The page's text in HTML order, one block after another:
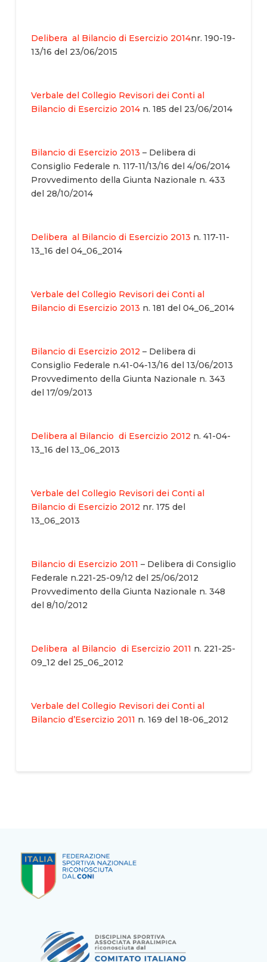
Delibera al Bilancio di Esercizio 2014nr. 190-19-
13/16 del 23/06/2015
Verbale del Collegio Revisori dei Conti al
Bilancio di Esercizio 2014n. 185 del 23/06/2014
Bilancio di Esercizio 2013 – Delibera di
Consiglio Federale n. 117-11/13/16 del 4/06/2014
Provvedimento della Giunta Nazionale n. 433
del 28/10/2014
Delibera al Bilancio di Esercizio 2013 n. 117-11-
13_16 del 04­_06_2014
Verbale del Collegio Revisori dei Conti al
Bilancio di Esercizio 2013 n. 181 del 04_06_2014
Bilancio di Esercizio 2012 – Delibera di
Consiglio Federale n.41-04-13/16 del 13/06/2013
Provvedimento della Giunta Nazionale n. 343
del 17/09/2013
Delibera al Bilancio di Esercizio 2012 n. 41-04-
13_16 del 13_06_2013
Verbale del Collegio Revisori dei Conti al
Bilancio di Esercizio 2012 nr. 175 del
13_06_2013
Bilancio di Esercizio 2011 – Delibera di Consiglio
Federale n.221-25-09/12 del 25/06/2012
Provvedimento della Giunta Nazionale n. 348
del 8/10/2012
Delibera al Bilancio di Esercizio 2011 n. 221-25-
09_12 del 25­_06_2012
Verbale del Collegio Revisori dei Conti al
Bilancio d’Esercizio 2011 n. 169 del 18-06_2012